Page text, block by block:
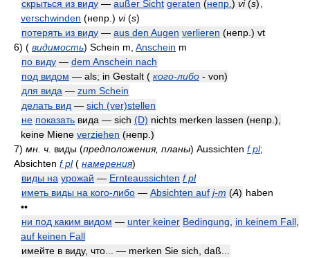
скрыться из виду — außer Sicht geraten (непр. ) vi(s)
verschwinden (непр.) vi(s)
потерять из виду — aus den Augen verlieren (непр.) vt
6) ( видимость) Schein m, Anschein m
по виду — dem Anschein nach
под видом — als; in Gestalt ( кого-либо - von)
для вида — zum Schein
делать вид — sich (ver)stellen
не показать вида — sich (D) nichts merken lassen (непр.)
keine Miene verziehen (непр.)
7) мн. ч. виды (предположения, планы) Aussichten f pl;
Absichten f pl ( намерения)
виды на урожай — Ernteaussichten f pl
иметь виды на кого-либо — Absichten auf j-m (A) haben
••
ни под каким видом — unter keiner Bedingung in keinem Fall
auf keinen Fall
имейте в виду, что... — merken Sie sich, daß...